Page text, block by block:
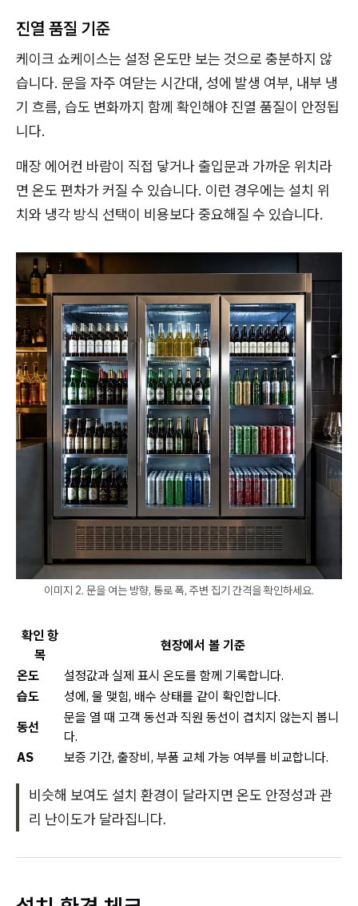
진열 품질 기준
케이크 쇼케이스는 설정 온도만 보는 것으로 충분하지 않
습니다. 문을 자주 여닫는 시간대, 성에 발생 여부, 내부 냉
기 흐름, 습도 변화까지 함께 확인해야 진열 품질이 안정됩
니다.
매장 에어컨 바람이 직접 닿거나 출입문과 가까운 위치라
면 온도 편차가 커질 수 있습니다. 이런 경우에는 설치 위
치와 냉각 방식 선택이 비용보다 중요해질 수 있습니다.
이미지 2. 문을 여는 방향, 통로 폭, 주변 집기 간격을 확인하세요.
확인 항
목
현장에서 볼 기준
온도
설정값과 실제 표시 온도를 함께 기록합니다.
습도
성에, 물 맺힘, 배수 상태를 같이 확인합니다.
동선
문을 열 때 고객 동선과 직원 동선이 겹치지 않는지 봅니
다.
AS
보증 기간, 출장비, 부품 교체 가능 여부를 비교합니다.
비슷해 보여도 설치 환경이 달라지면 온도 안정성과 관
리 난이도가 달라집니다.